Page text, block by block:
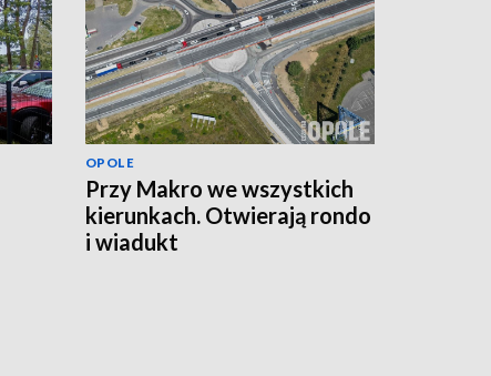
OPOLE
Przy Makro we wszystkich
kierunkach. Otwierają rondo
i wiadukt